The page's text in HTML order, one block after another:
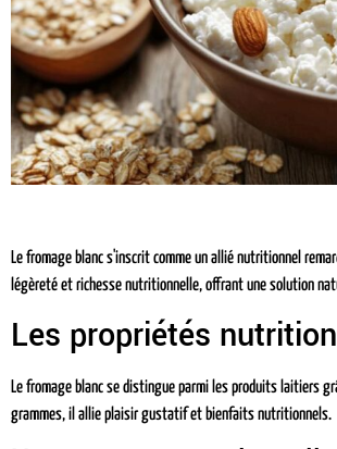
Le fromage blanc s'inscrit comme un allié nutritionnel
légèreté et richesse nutritionnelle, offrant une solution
Les propriétés
Le fromage blanc se distingue parmi les produits laitiers
grammes, il allie plaisir gustatif et bienfaits nutritionnels.